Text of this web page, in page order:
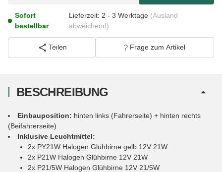
Sofort
bestellbar
Lieferzeit: 2 - 3 Werktage (Ausland
abweichend)
Teilen Frage zum Artikel
BESCHREIBUNG
Einbauposition: hinten links (Fahrerseite) + hinten rechts
(Beifahrerseite)
Inklusive Leuchtmittel:
2x PY21W Halogen Glühbirne gelb 12V 21W
2x P21W Halogen Glühbirne 12V 21W
2x P21/5W Halogen Glühbirne 12V 21/5W